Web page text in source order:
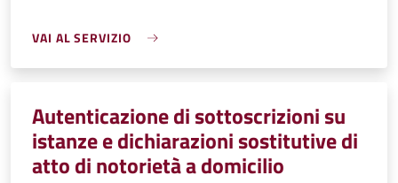
VAI AL SERVIZIO
Autenticazione di sottoscrizioni su
istanze e dichiarazioni sostitutive di
atto di notorietà a domicilio